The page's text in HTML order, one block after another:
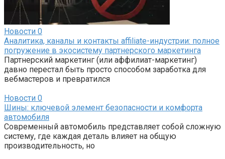
Новости 0
Аналитика, каналы и контакты affiliate-индустрии: полное
погружение в экосистему партнерского маркетинга
Партнерский маркетинг (или аффилиат-маркетинг)
давно перестал быть просто способом заработка для
вебмастеров и превратился
Новости 0
Шины: ключевой элемент безопасности и комфорта
автомобиля
Современный автомобиль представляет собой сложную
систему, где каждая деталь влияет на общую
производительность, но